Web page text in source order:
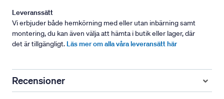
Leveranssätt
Vi erbjuder både hemkörning med eller utan inbärning samt
montering, du kan även välja att hämta i butik eller lager, där
det är tillgängligt. Läs mer om alla våra leveransätt här
Recensioner